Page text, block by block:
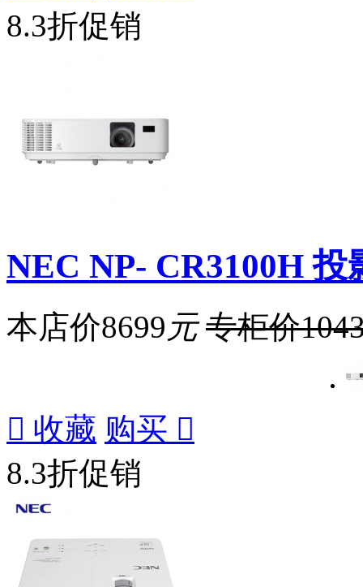
8.3折促销
NEC NP- CR3100H
本店价8699 元 专柜价
 收藏 购买 
8.3折促销